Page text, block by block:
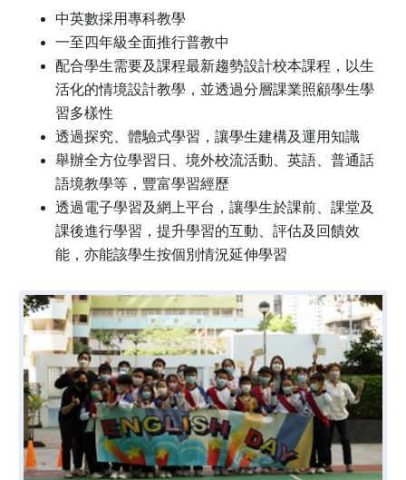
中英數採用專科教學
一至四年級全面推行普教中
配合學生需要及課程最新趨勢設計校本課程，以生
活化的情境設計教學，並透過分層課業照顧學生學
習多樣性
透過探究、體驗式學習，讓學生建構及運用知識
舉辦全方位學習日、境外校流活動、英語、普通話
語境教學等，豐富學習經歷
透過電子學習及網上平台，讓學生於課前、課堂及
課後進行學習，提升學習的互動、評估及回饋效
能，亦能該學生按個別情況延伸學習